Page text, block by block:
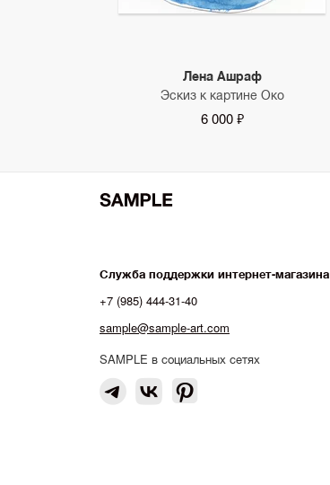
Лена Ашраф
Эскиз к картине Око
6 000 ₽
Служба поддержки интернет-магазина
+7 (985) 444-31-40
sample@sample-art.com
SAMPLE в социальных сетях